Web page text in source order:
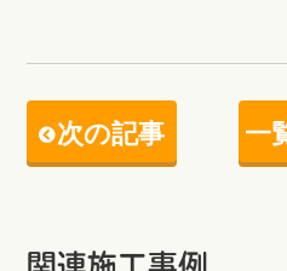
次の記事 一